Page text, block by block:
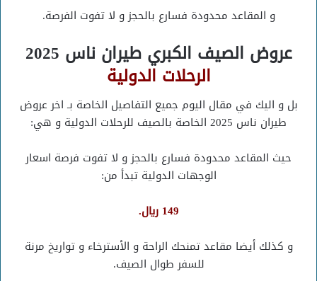
و المقاعد محدودة فسارع بالحجز و لا تفوت الفرصة.
عروض الصيف الكبري طيران ناس 2025
الرحلات الدولية
بل و اليك في مقال اليوم جميع التفاصيل الخاصة بـ اخر عروض
طيران ناس 2025 الخاصة بالصيف للرحلات الدولية و هي:
حيث المقاعد محدودة فسارع بالحجز و لا تفوت فرصة اسعار
الوجهات الدولية تبدأ من:
149 ريال.
و كذلك أيضا مقاعد تمنحك الراحة و الأسترخاء و تواريخ مرنة
للسفر طوال الصيف.